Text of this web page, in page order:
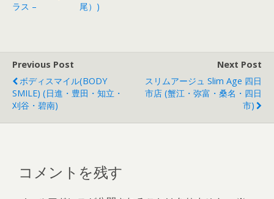
ラス –
尾）)
Previous Post
ボディスマイル(BODY
SMILE) (日進・豊田・知立・
刈谷・碧南)
Next Post
スリムアージュ Slim Age 四日
市店 (蟹江・弥富・桑名・四日
市)
コメントを残す